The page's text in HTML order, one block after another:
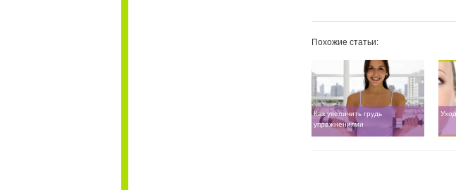
Похожие статьи:
Как увеличить грудь
упражнениями